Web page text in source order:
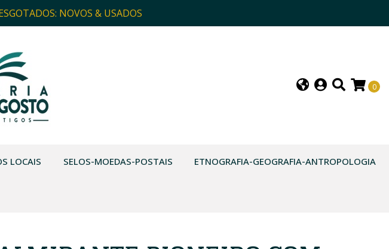
NOVOS & USADOS
0
LOCAIS SELOS-MOEDAS-POSTAIS ETNOGRAFIA-GEOGRAFIA-ANTROPOLOGIA